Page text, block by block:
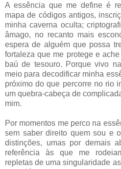
A essência que me define é
mapa de códigos antigos,
minha caverna oculta;
âmago, no recanto mais
espera de alguém que possa
fortaleza que me protege e
baú de tesouro. Porque vivo
meio para decodificar minha
próximo do que percorre no rio
um quebra-cabeça de
mim.
Por momentos me perco na
sem saber direito quem sou e
distinções, umas por demais
referência às que me
repletas de uma singularidade